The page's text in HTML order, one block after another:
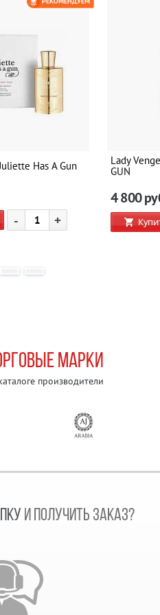
Has A Gun
- +
Lady
GUN
4 800
МАРКИ
производители
И ПОЛУЧИТЬ ЗАКАЗ?